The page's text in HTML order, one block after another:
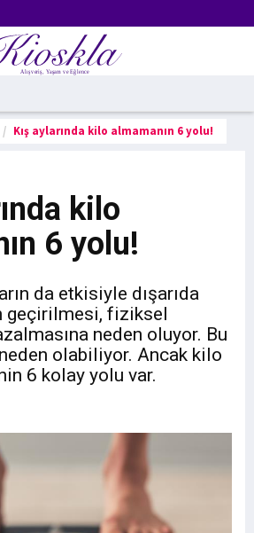
Kış aylarında kilo almamanın 6 yolu!
kilo
6 yolu!
da etkisiyle dışarıda
geçirilmesi, fiziksel
neden oluyor. Bu
olabiliyor. Ancak kilo
6 kolay yolu var.